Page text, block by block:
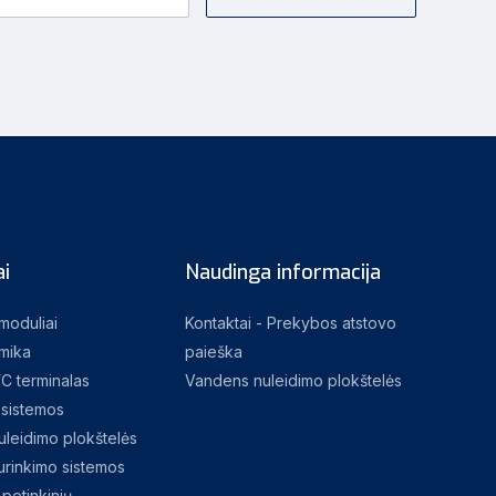
terminalas
plokštelės
sistemos
Naudinga informacija
Kontaktai - Prekybos atstovo
paieška
Vandens nuleidimo plokštelės